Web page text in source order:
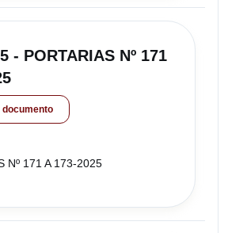
- PORTARIAS Nº 171
Nº 171 A 173-2025